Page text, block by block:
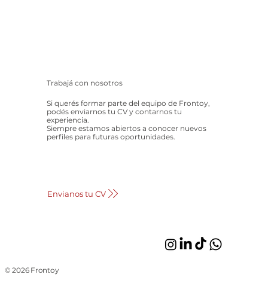
© 2026 Frontoy
Trabajá con nosotros
Si querés formar parte del equipo de Frontoy,
podés enviarnos tu CV y contarnos tu
experiencia.
Siempre estamos abiertos a conocer nuevos
perfiles para futuras oportunidades.
Envianos tu CV